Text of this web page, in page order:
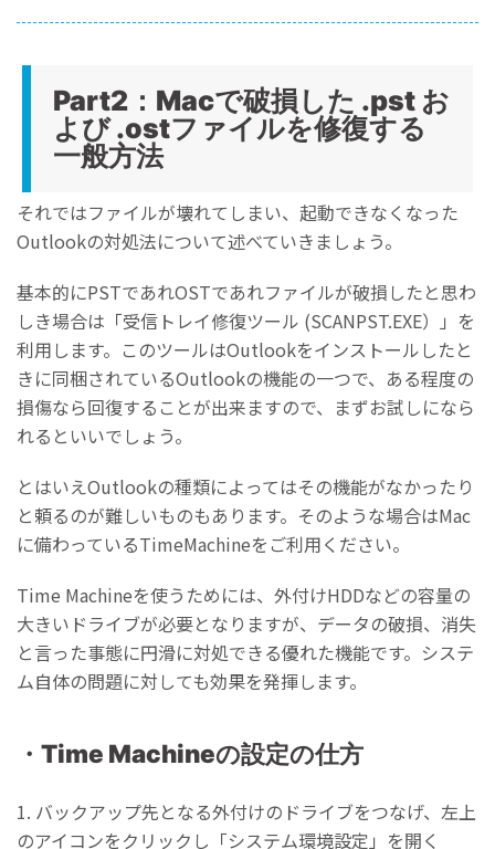
Part2：Macで破損した .pst お
よび .ostファイルを修復する
一般方法
それではファイルが壊れてしまい、起動できなくなった
Outlookの対処法について述べていきましょう。
基本的にPSTであれOSTであれファイルが破損したと思わ
しき場合は「受信トレイ修復ツール (SCANPST.EXE）」を
利用します。このツールはOutlookをインストールしたと
きに同梱されているOutlookの機能の一つで、ある程度の
損傷なら回復することが出来ますので、まずお試しになら
れるといいでしょう。
とはいえOutlookの種類によってはその機能がなかったり
と頼るのが難しいものもあります。そのような場合はMac
に備わっているTimeMachineをご利用ください。
Time Machineを使うためには、外付けHDDなどの容量の
大きいドライブが必要となりますが、データの破損、消失
と言った事態に円滑に対処できる優れた機能です。システ
ム自体の問題に対しても効果を発揮します。
・Time Machineの設定の仕方
1. バックアップ先となる外付けのドライブをつなげ、左上
のアイコンをクリックし「システム環境設定」を開く